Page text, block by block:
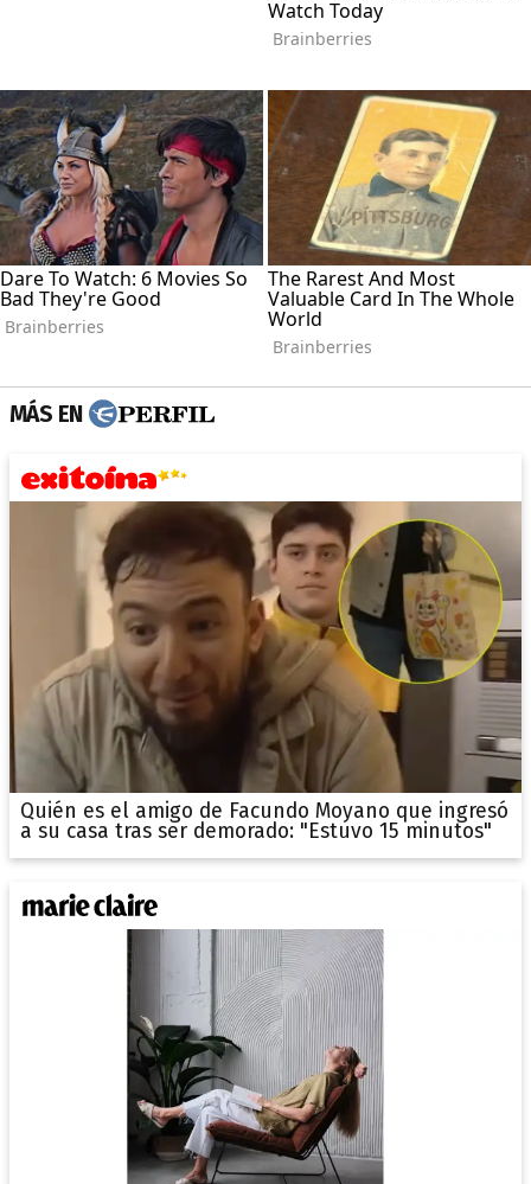
MÁS EN
Quién es el amigo de Facundo Moyano que ingresó
a su casa tras ser demorado: "Estuvo 15 minutos"